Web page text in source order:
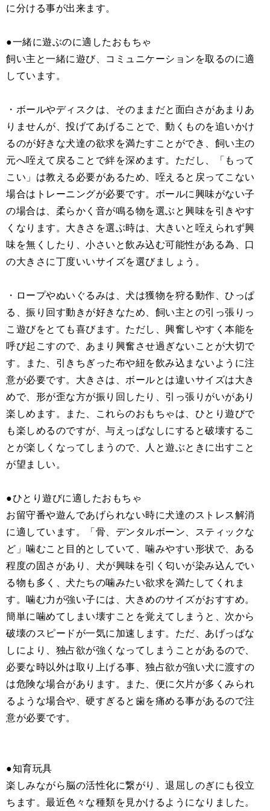
に分ける事が出来ます。
●一緒に遊ぶのに適したおもちゃ
飼い主と一緒に遊び、コミュニケーションを取るのに適
しています。
・ボールやディスクは、そのままだと面白さがあまりあ
りませんが、投げてあげることで、動くものを追いかけ
るのが好きな犬達の欲求を満たすことができ、飼い主の
元へ咥えて戻ることで絆を深めます。ただし、「もって
こい」は教える必要があるため、咥えると戻ってこない
場合はトレーニングが必要です。ボールに興味がない子
の場合は、柔らかく音が鳴る物を選ぶと興味を引きやす
くなります。大きさを選ぶ時は、大きいと咥えられず興
味を無くしたり、小さいと飲み込む可能性がある為、口
の大きさに丁度いいサイズを選びましょう。
・ロープやぬいぐるみは、犬は獲物を狩る動作、ひっぱ
る、振り回す動きが好きなため、飼い主との引っ張りっ
こ遊びをとても喜びます。ただし、興奮しやすく本能を
呼び起こすので、あまり興奮させ過ぎないことが大切で
す。また、引きちぎった布や紐を飲み込まないように注
意が必要です。大きさは、ボールとは違いサイズは大き
めで、形が歪な方が振り回したり、引っ張りがいがあり
楽しめます。また、これらのおもちゃは、ひとり遊びで
も楽しめるのですが、与えっぱなしにすると破壊するこ
とが楽しくなってしまうので、人と遊ぶときに出すこと
が望ましい。
●ひとり遊びに適したおもちゃ
お留守番や遊んであげられない時に犬達のストレス解消
に適しています。「骨、デンタルボーン、スティックな
ど」噛むこと目的としていて、噛みやすい形状で、ある
程度の固さがあり、犬が興味を引く匂いが染み込んでい
る物も多く、犬たちの噛みたい欲求を満たしてくれま
す。噛む力が強い子には、大きめのサイズがおすすめ。
簡単に噛めてしまい壊すことを覚えてしまうと、次から
破壊のスピードが一気に加速します。ただ、あげっぱな
しにより、独占欲が強くなってしまうことがあるので、
必要な時以外は取り上げる事、独占欲が強い犬に渡すの
は危険な場合があります。また、便に欠片が多くみられ
るような場合や、硬すぎると歯を痛める事があるので注
意が必要です。
●知育玩具
楽しみながら脳の活性化に繋がり、退屈しのぎにも役立
ちます。最近色々な種類を見かけるようになりました。